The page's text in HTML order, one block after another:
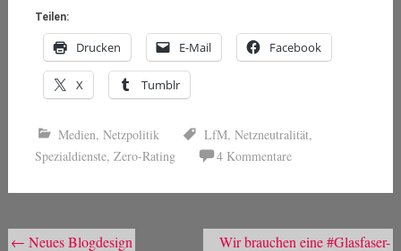
Teilen:
Drucken E-Mail Facebook
X Tumblr
Medien, Netzpolitik LfM, Netzneutralität,
Spezialdienste, Zero-Rating 4 Kommentare
Beitragsnavigation
← Neues Blogdesign
Wir brauchen eine #Glasfaser-